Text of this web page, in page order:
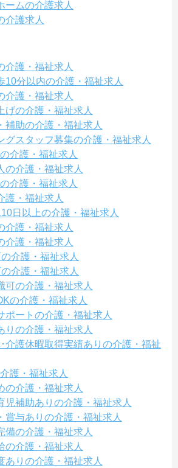
ームの介護求人
介護求人
介護・福祉求人
10分以内の介護・福祉求人
介護・福祉求人
げの介護・福祉求人
補助の介護・福祉求人
グスタッフ募集の介護・福祉求人
介護・福祉求人
の介護・福祉求人
介護・福祉求人
護・福祉求人
日以上の介護・福祉求人
介護・福祉求人
介護・福祉求人
介護・福祉求人
介護・福祉求人
可の介護・福祉求人
の介護・福祉求人
ポートの介護・福祉求人
りの介護・福祉求人
介護休暇取得実績ありの介護・福祉
護・福祉求人
の介護・福祉求人
児補助ありの介護・福祉求人
賞与ありの介護・福祉求人
備の介護・福祉求人
の介護・福祉求人
ありの介護・福祉求人